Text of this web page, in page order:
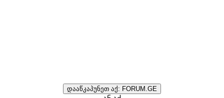
დააწკაპუნეთ აქ: FORUM.GE